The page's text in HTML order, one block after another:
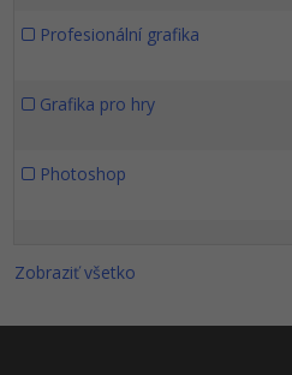
Profesionální grafika
Grafika pro hry
Photoshop
Zobraziť všetko